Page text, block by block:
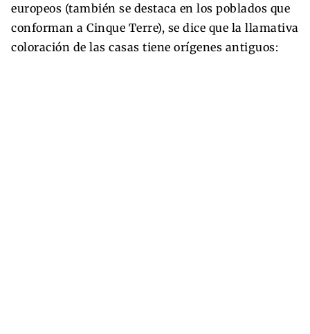
europeos (también se destaca en los poblados que
conforman a Cinque Terre), se dice que la llamativa
coloración de las casas tiene orígenes antiguos: